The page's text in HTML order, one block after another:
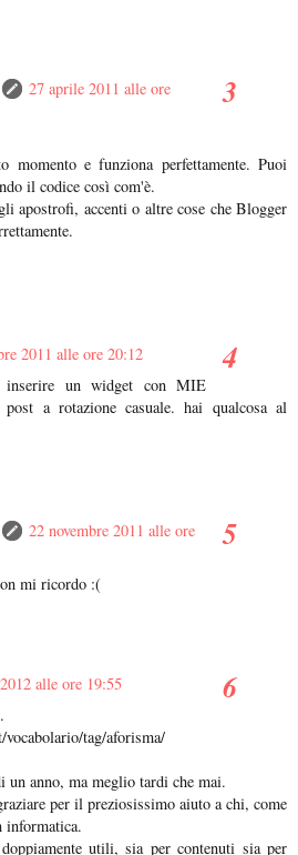
27 aprile 2011 alle ore
momento e funziona perfettamente. Puoi
il codice così com'è.
apostrofi, accenti o altre cose che Blogger
2011 alle ore 20:12
inserire un widget con MIE
a rotazione casuale. hai qualcosa al
22 novembre 2011 alle ore
mi ricordo :(
alle ore 19:55
tag/aforisma/
un anno, ma meglio tardi che mai.
per il preziosissimo aiuto a chi, come
informatica.
utili, sia per contenuti sia per